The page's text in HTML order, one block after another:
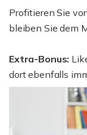
Profitieren Sie
bleiben Sie dem
Extra-Bonus:
dort ebenfalls